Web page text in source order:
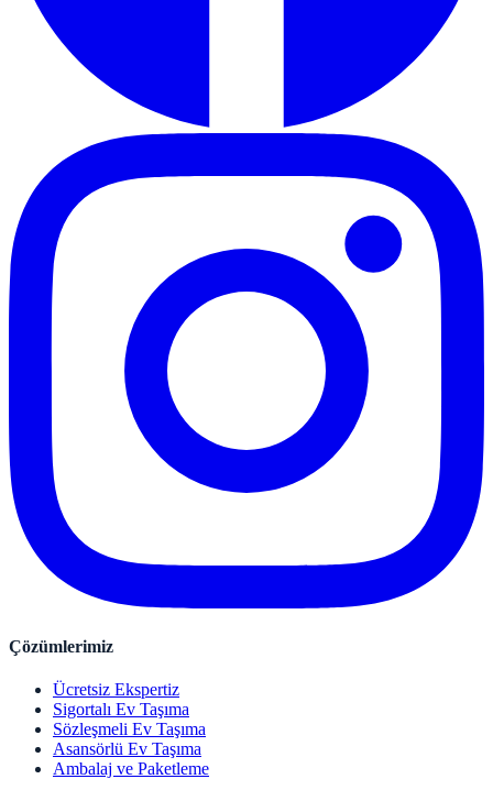
Çözümlerimiz
Ücretsiz Ekspertiz
Sigortalı Ev Taşıma
Sözleşmeli Ev Taşıma
Asansörlü Ev Taşıma
Ambalaj ve Paketleme